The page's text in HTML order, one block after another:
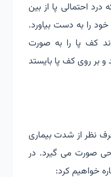
احتمالی پا از بین
را به دست بیاورد.
کف پا را به صورت
بر روی کف پا بایستد
نظر از شدت بیماری
صورت می گیرد. در
خواهیم کرد: